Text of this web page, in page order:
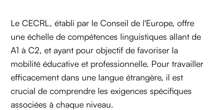
Le CECRL, établi par le Conseil de l'Europe, offre
une échelle de compétences linguistiques allant de
A1 à C2, et ayant pour objectif de favoriser la
mobilité éducative et professionnelle. Pour travailler
efficacement dans une langue étrangère, il est
crucial de comprendre les exigences spécifiques
associées à chaque niveau.